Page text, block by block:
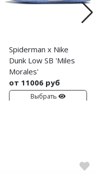
Spiderman x Nike
Dunk Low SB 'Miles
Morales'
от 11006 руб
Выбрать